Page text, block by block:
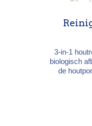
3-in-1
biologisch
de